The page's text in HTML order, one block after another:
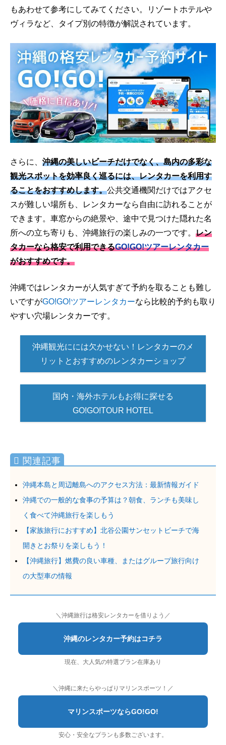
もあわせて参考にしてみてください。リゾートホテルや
ヴィラなど、タイプ別の特徴が解説されています。
さらに、 沖縄の美しいビーチだけでなく、島内の多彩な
観光スポットを効率良く巡るには、レンタカーを利用す
ることをおすすめします。公共交通機関だけではアクセ
スが難しい場所も、レンタカーなら自由に訪れることが
できます。車窓からの絶景や、途中で見つけた隠れた名
所への立ち寄りも、沖縄旅行の楽しみの一つです。 レン
タカーなら格安で利用できるGO!GO!ツアーレンタカー
がおすすめです。
沖縄ではレンタカーが人気すぎて予約を取ることも難し
いですがGO!GO!ツアーレンタカーなら比較的予約も取り
やすい穴場レンタカーです。
沖縄観光にには欠かせない！レンタカーのメ
リットとおすすめのレンタカーショップ
国内・海外ホテルもお得に探せる
GO!GO!TOUR HOTEL
沖縄本島と周辺離島へのアクセス方法：最新情報ガイド
沖縄での一般的な食事の予算は？朝食、ランチも美味し
く食べて沖縄旅行を楽しもう
【家族旅行におすすめ】北谷公園サンセットビーチで海
開きとお祭りを楽しもう！
【沖縄旅行】燃費の良い車種、またはグループ旅行向け
の大型車の情報
＼沖縄旅行は格安レンタカーを借りよう／
沖縄のレンタカー予約はコチラ
現在、大人気の特選プラン在庫あり
＼沖縄に来たらやっぱりマリンスポーツ！／
マリンスポーツならGO!GO!
安心・安全なプランも多数ございます。